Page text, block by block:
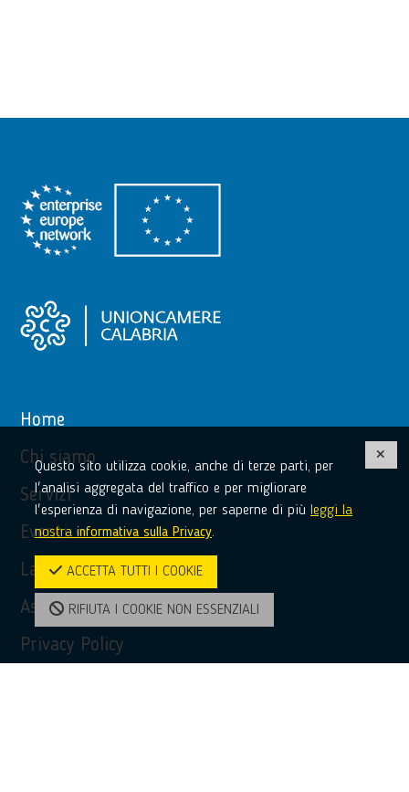
Home
Chi siamo
Servizi
Eventi
La tua voce in Europa
Assistenza
Privacy Policy
Questo sito utilizza cookie, anche di terze parti, per
l'analisi aggregata del traffico e per migliorare
l'esperienza di navigazione, per saperne di più leggi la
nostra informativa sulla Privacy.
ACCETTA TUTTI I COOKIE
RIFIUTA I COOKIE NON ESSENZIALI